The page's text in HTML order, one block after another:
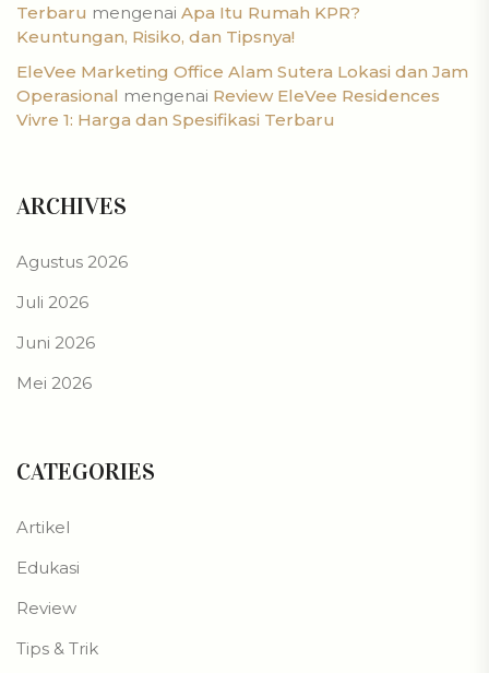
Terbaru mengenai Apa Itu Rumah KPR?
Keuntungan, Risiko, dan Tipsnya!
EleVee Marketing Office Alam Sutera Lokasi dan Jam
Operasional mengenai Review EleVee Residences
Vivre 1: Harga dan Spesifikasi Terbaru
ARCHIVES
Agustus 2026
Juli 2026
Juni 2026
Mei 2026
CATEGORIES
Artikel
Edukasi
Review
Tips & Trik